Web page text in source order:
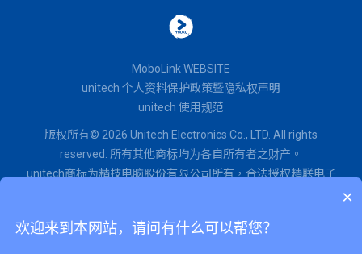
MoboLink WEBSITE
unitech 个人资料保护政策暨隐私权声明
unitech 使用规范
版权所有© 2026 Unitech Electronics Co., LTD. All rights
reserved. 所有其他商标均为各自所有者之财产。
unitech商标为精技电脑股份有限公司所有， 合法授权精联电子
闽ICP备2022015071号
×
欢迎来到本网站，请问有什么可以帮您？